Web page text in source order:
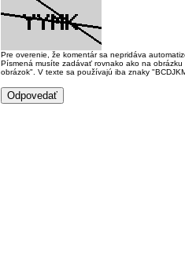
Pre overenie, že komentár sa nepridáva
Písmená musíte zadávať rovnako ako na
obrázok". V texte sa používajú iba znaky